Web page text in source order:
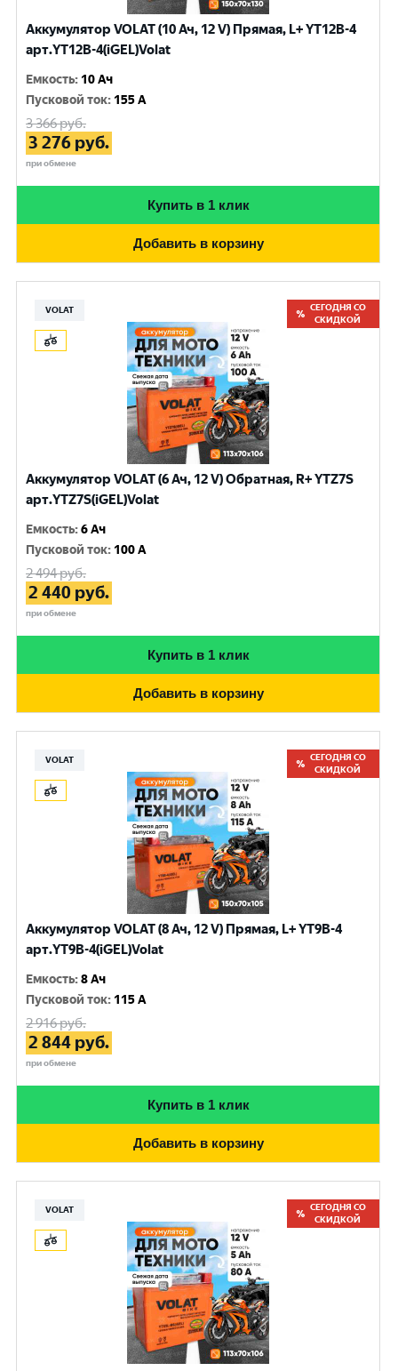
Аккумулятор VOLAT (10 Ач, 12 V) Прямая, L+ YT12B-4
арт.YT12B-4(iGEL)Volat
Емкость: 10 Ач
Пусковой ток: 155 A
3 366руб.
3 276 руб.
при обмене
Купить в 1 клик
Добавить в корзину
VOLAT
СЕГОДНЯ СО
СКИДКОЙ
Аккумулятор VOLAT (6 Ач, 12 V) Обратная, R+ YTZ7S
арт.YTZ7S(iGEL)Volat
Емкость:6 Ач
Пусковой ток: 100 A
2 494руб.
2 440 руб.
при обмене
Купить в 1 клик
Добавить в корзину
VOLAT
СЕГОДНЯ СО
СКИДКОЙ
Аккумулятор VOLAT (8 Ач, 12 V) Прямая, L+ YT9B-4
арт.YT9B-4(iGEL)Volat
Емкость:8 Ач
Пусковой ток: 115 A
2 916руб.
2 844 руб.
при обмене
Купить в 1 клик
Добавить в корзину
VOLAT
СЕГОДНЯ СО
СКИДКОЙ